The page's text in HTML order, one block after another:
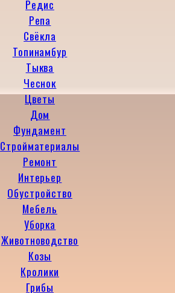
Редис
Репа
Свёкла
Топинамбур
Тыква
Чеснок
Цветы
Дом
Фундамент
Стройматериалы
Ремонт
Интерьер
Обустройство
Мебель
Уборка
Животноводство
Козы
Кролики
Грибы